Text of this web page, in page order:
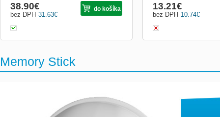
31.63€
bez DPH
38.90€ do košíka
10.74€
bez DPH
13.21€
Memory Stick